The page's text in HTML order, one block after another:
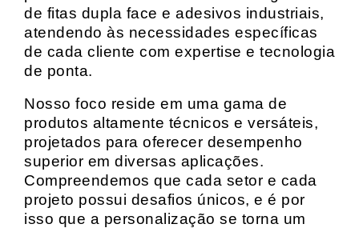
de fitas dupla face e adesivos industriais,
atendendo às necessidades específicas
de cada cliente com expertise e tecnologia
de ponta.
Nosso foco reside em uma gama de
produtos altamente técnicos e versáteis,
projetados para oferecer desempenho
superior em diversas aplicações.
Compreendemos que cada setor e cada
projeto possui desafios únicos, e é por
isso que a personalização se torna um